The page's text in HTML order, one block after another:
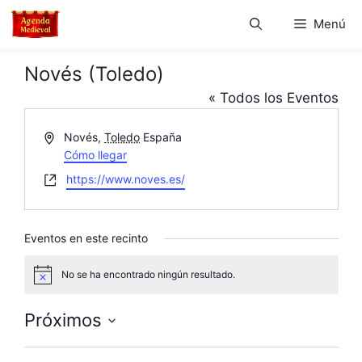
Saltar
Menú
Novés (Toledo)
« Todos los Eventos
D
r
e
c
i
n
Novés, Toledo España
Cómo llegar
W
b
t
e
https://www.noves.es/
Eventos en este recinto
s
No se ha encontrado ningún resultado.
Próximos
S